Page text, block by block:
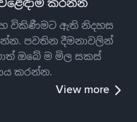
කරන්න
විකිණීමට ඇති නිදහස
පවතින දීමනාවලින්
ඔබේ ම මිල සකස්
කරන්න.
View more